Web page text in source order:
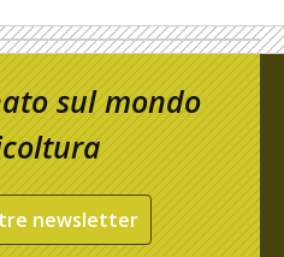
sul mondo
newsletter